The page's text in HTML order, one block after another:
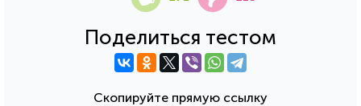
Поделиться тестом
Скопируйте прямую ссылку